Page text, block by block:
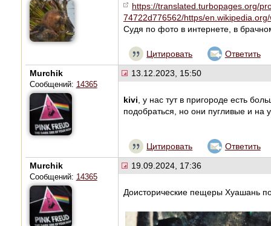
https://translated.turbopages.org/
74722d776562/https/
Судя по фото в интернете, в
Цитировать Ответить
Murchik
Сообщений: 14365
13.12.2023, 15:50
kivi , у нас тут в пригороде есть
подобраться, но они пугливые и на
Цитировать Ответить
Murchik
Сообщений: 14365
19.09.2024, 17:36
Доисторические пещеры Хуашань